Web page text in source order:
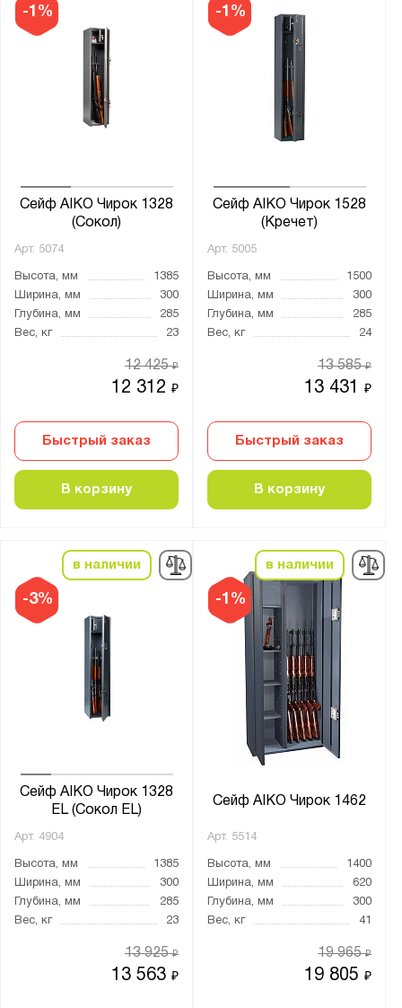
-1%
Сейф AIKO Чирок 1328
(Сокол)
Арт. 5074
Высота, мм
1385
Ширина, мм
300
Глубина, мм
285
Вес, кг
23
12 312₽
12 425₽
Быстрый заказ
В корзину
-1%
Сейф AIKO Чирок 1528
(Кречет)
Арт. 5005
Высота, мм
1500
Ширина, мм
300
Глубина, мм
285
Вес, кг
24
13 431₽
13 585₽
Быстрый заказ
В корзину
-3%
в наличии
Сейф AIKO Чирок 1328
EL (Сокол EL)
Арт. 4904
Высота, мм
1385
Ширина, мм
300
Глубина, мм
285
Вес, кг
23
13 563₽
13 925₽
-1%
в наличии
Сейф AIKO Чирок 1462
Арт. 5514
Высота, мм
1400
Ширина, мм
620
Глубина, мм
300
Вес, кг
41
19 805₽
19 965₽